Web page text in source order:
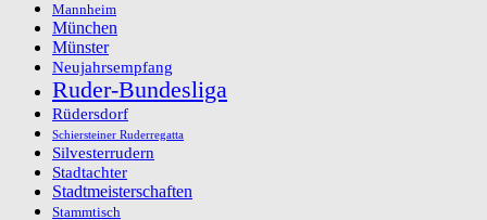
Mannheim
München
Münster
Neujahrsempfang
Ruder-Bundesliga
Rüdersdorf
Schiersteiner Ruderregatta
Silvesterrudern
Stadtachter
Stadtmeisterschaften
Stammtisch